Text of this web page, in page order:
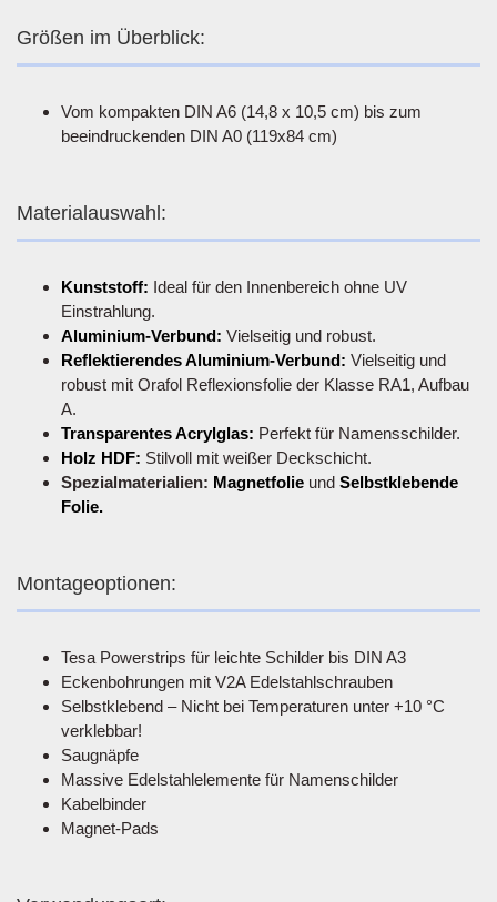
Größen im Überblick:
Vom kompakten DIN A6 (14,8 x 10,5 cm) bis zum
beeindruckenden DIN A0 (119x84 cm)
Materialauswahl:
Kunststoff: Ideal für den Innenbereich ohne UV
Einstrahlung.
Aluminium-Verbund: Vielseitig und robust.
Reflektierendes Aluminium-Verbund: Vielseitig und
robust mit Orafol Reflexionsfolie der Klasse RA1, Aufbau
A.
Transparentes Acrylglas: Perfekt für Namensschilder.
Holz HDF: Stilvoll mit weißer Deckschicht.
Spezialmaterialien: Magnetfolie und Selbstklebende
Folie.
Montageoptionen:
Tesa Powerstrips für leichte Schilder bis DIN A3
Eckenbohrungen mit V2A Edelstahlschrauben
Selbstklebend – Nicht bei Temperaturen unter +10 °C
verklebbar!
Saugnäpfe
Massive Edelstahlelemente für Namenschilder
Kabelbinder
Magnet-Pads